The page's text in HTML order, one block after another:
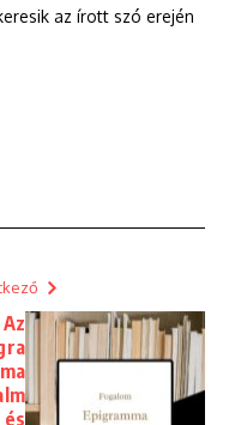
az írott szó erején
Az
és